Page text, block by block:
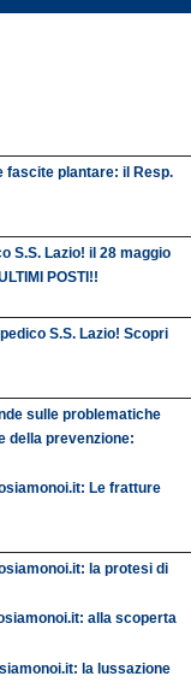
fascite plantare: il Resp.
S.S. Lazio! il 28 maggio
POSTI!!
S.S. Lazio! Scopri
sulle problematiche
della prevenzione:
Le fratture
la protesi di
alla scoperta
la lussazione